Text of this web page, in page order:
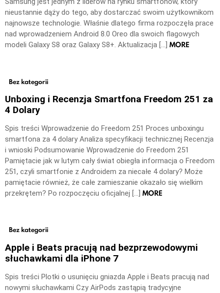
nieustannie dąży do tego, aby dostarczać swoim użytkownikom
najnowsze technologie. Właśnie dlatego firma rozpoczęła prace
nad wprowadzeniem Android 8.0 Oreo dla swoich flagowych
modeli Galaxy S8 oraz Galaxy S8+. Aktualizacja […] MORE
Bez kategorii
Unboxing i Recenzja Smartfona Freedom 251 za
4 Dolary
Spis treści Wprowadzenie do Freedom 251 Proces unboxingu
smartfona za 4 dolary Analiza specyfikacji technicznej Recenzja
i wnioski Podsumowanie Wprowadzenie do Freedom 251
Pamiętacie jak w lutym cały świat obiegła informacja o Freedom
251, czyli smartfonie z Androidem za niecałe 4 dolary? Może
pamiętacie również, że całe zamieszanie okazało się wielkim
przekrętem? Po rozpoczęciu oficjalnej […] MORE
Bez kategorii
Apple i Beats pracują nad bezprzewodowymi
słuchawkami dla iPhone 7
Spis treści Plotki o usunięciu gniazda Apple i Beats pracują nad
nowymi słuchawkami Czy AirPods zastąpią tradycyjne